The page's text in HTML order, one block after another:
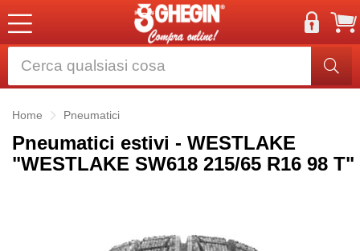
Home Pneumatici
Pneumatici estivi - WESTLAKE
"WESTLAKE SW618 215/65 R16 98 T"